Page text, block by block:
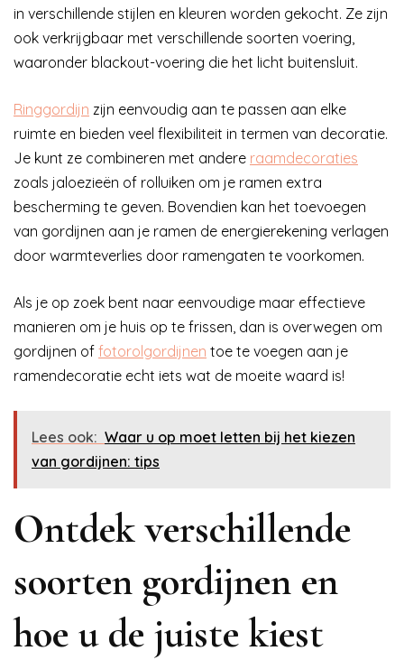
in verschillende stijlen en kleuren worden gekocht. Ze zijn
ook verkrijgbaar met verschillende soorten voering,
waaronder blackout-voering die het licht buitensluit.
Ringgordijn zijn eenvoudig aan te passen aan elke
ruimte en bieden veel flexibiliteit in termen van decoratie.
Je kunt ze combineren met andere raamdecoraties
zoals jaloezieën of rolluiken om je ramen extra
bescherming te geven. Bovendien kan het toevoegen
van gordijnen aan je ramen de energierekening verlagen
door warmteverlies door ramengaten te voorkomen.
Als je op zoek bent naar eenvoudige maar effectieve
manieren om je huis op te frissen, dan is overwegen om
gordijnen of fotorolgordijnen toe te voegen aan je
ramendecoratie echt iets wat de moeite waard is!
Lees ook: Waar u op moet letten bij het kiezen
van gordijnen: tips
Ontdek verschillende
soorten gordijnen en
hoe u de juiste kiest